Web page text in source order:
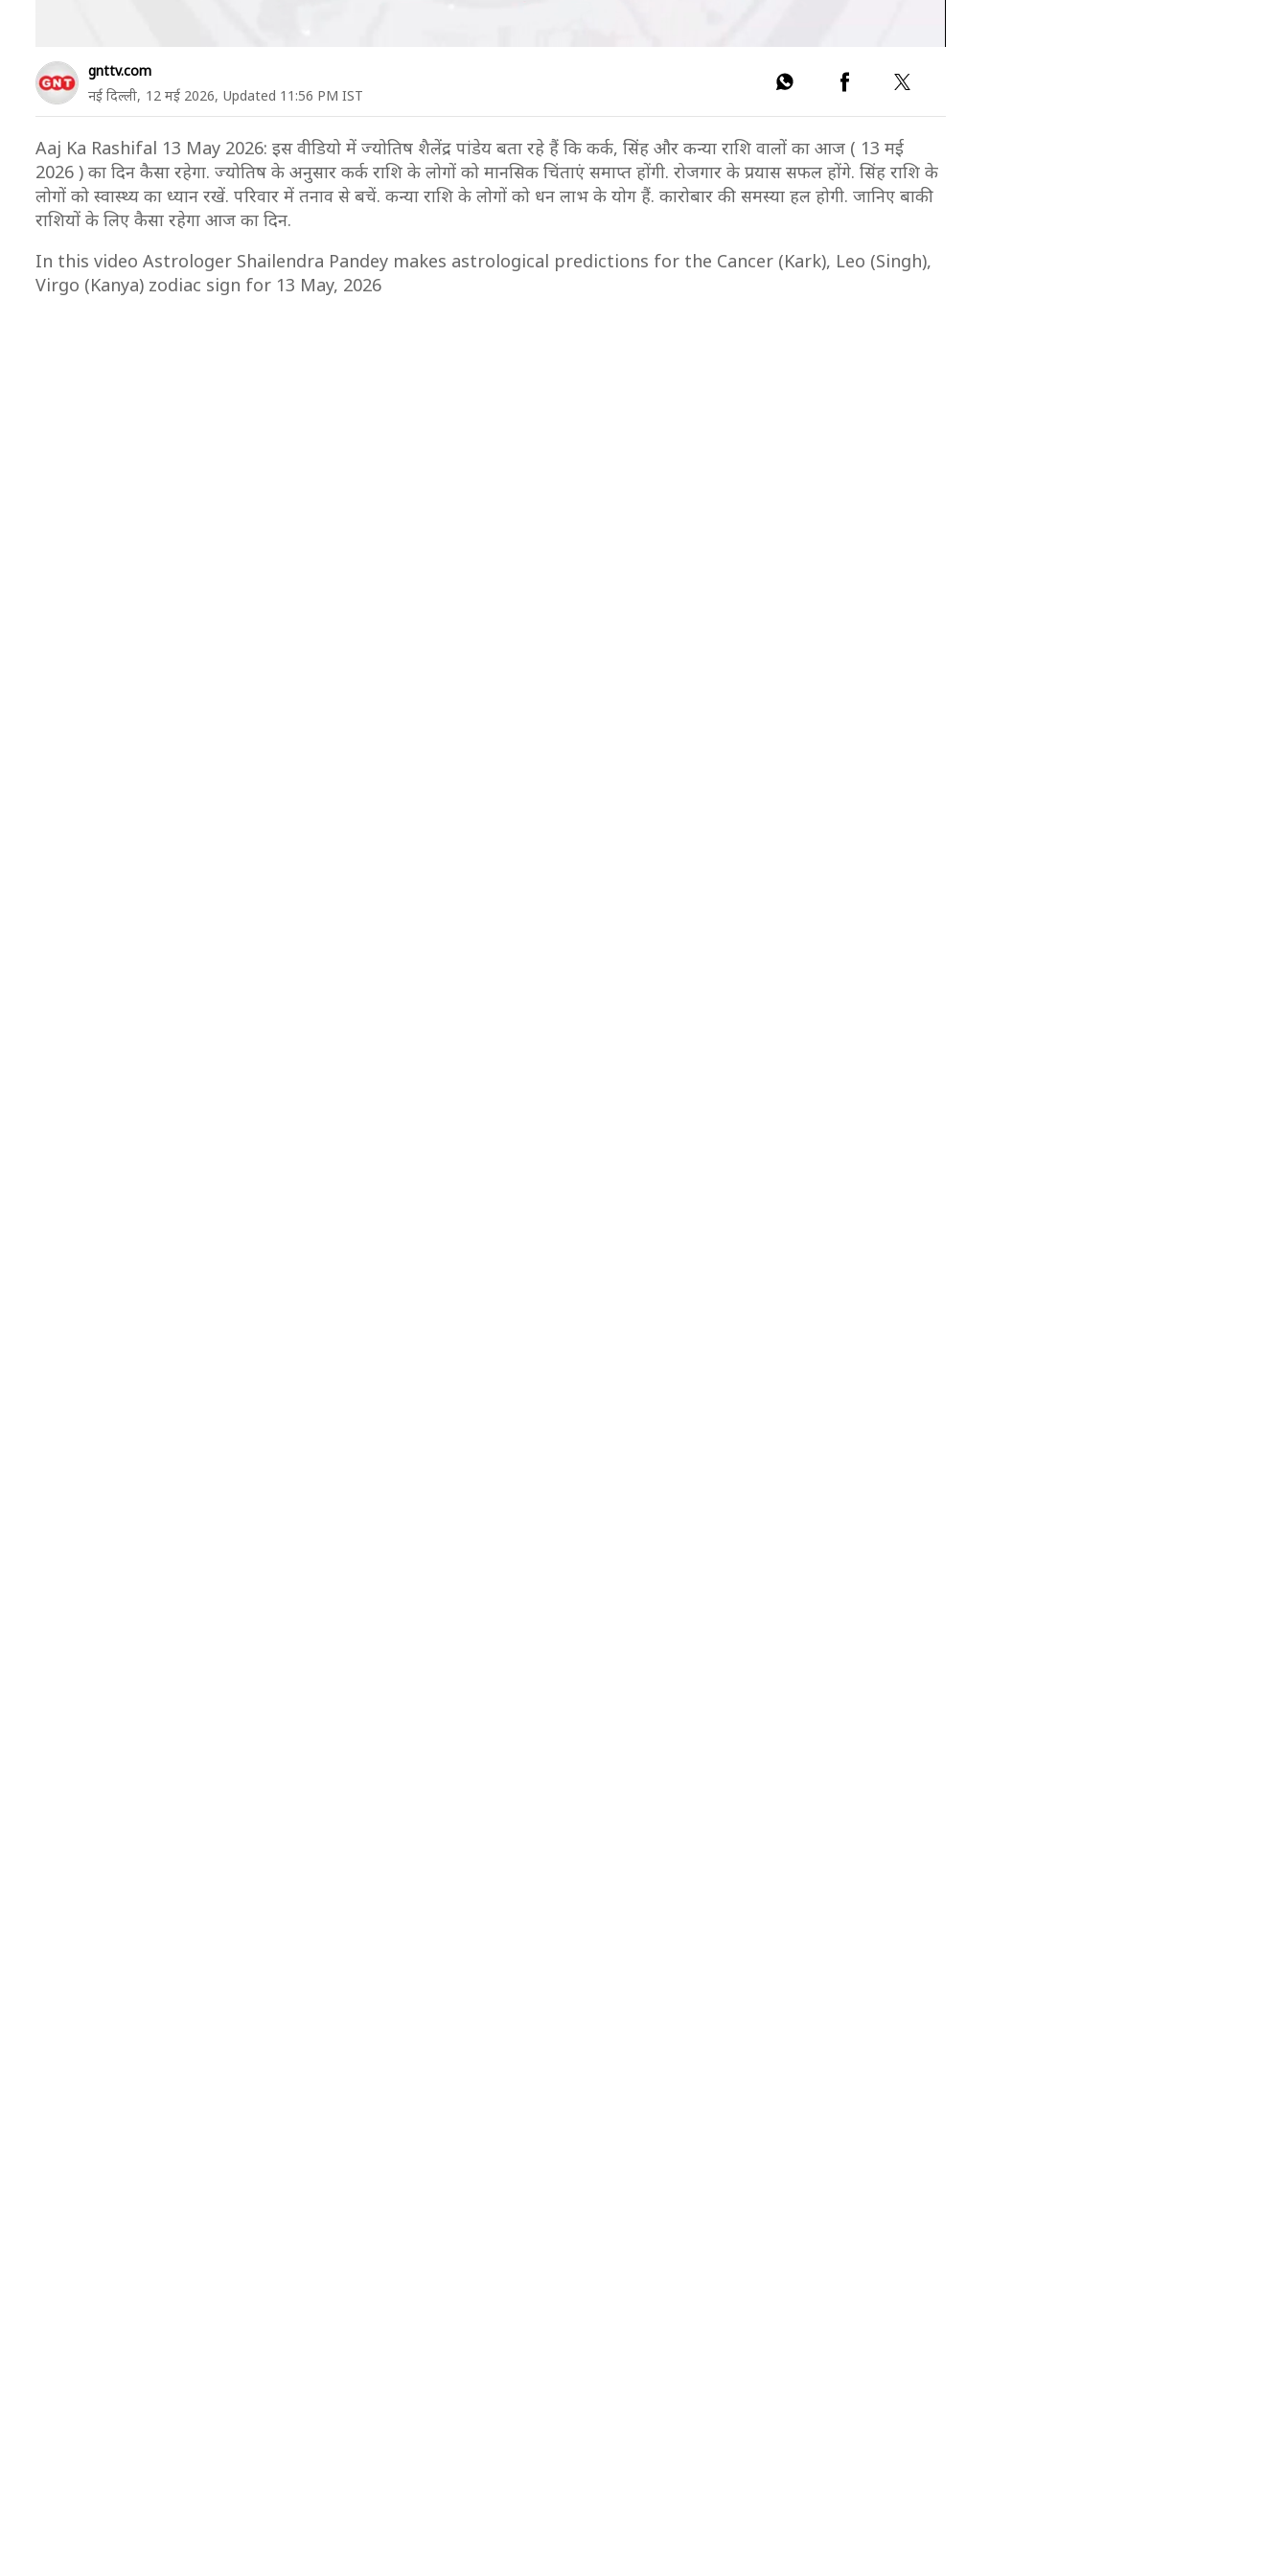
gnttv.com
नई दिल्ली, 12 मई 2026, Updated 11:56 PM IST
Aaj Ka Rashifal 13 May 2026: इस वीडियो में ज्योतिष शैलेंद्र पांडेय बता रहे हैं कि कर्क, सिंह और कन्या राशि वालों का आज ( 13 मई
2026 ) का दिन कैसा रहेगा. ज्योतिष के अनुसार कर्क राशि के लोगों को मानसिक चिंताएं समाप्त होंगी. रोजगार के प्रयास सफल होंगे. सिंह राशि के
लोगों को स्वास्थ्य का ध्यान रखें. परिवार में तनाव से बचें. कन्या राशि के लोगों को धन लाभ के योग हैं. कारोबार की समस्या हल होगी. जानिए बाकी
राशियों के लिए कैसा रहेगा आज का दिन.
In this video Astrologer Shailendra Pandey makes astrological predictions for the Cancer (Kark), Leo (Singh),
Virgo (Kanya) zodiac sign for 13 May, 2026